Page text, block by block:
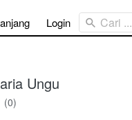
Login Cari ...
Ungu
(0)